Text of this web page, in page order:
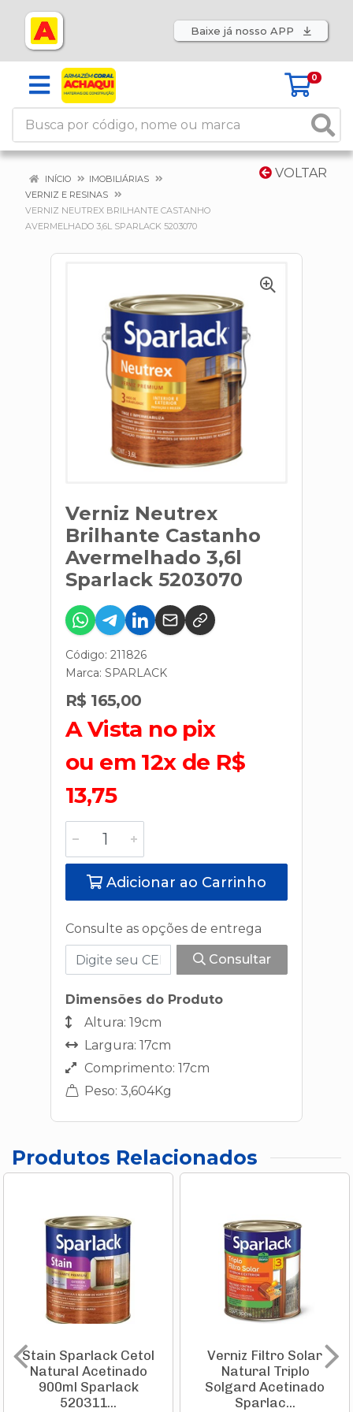
Baixe já nosso APP
0
VOLTAR
INÍCIO
IMOBILIÁRIAS
VERNIZ E RESINAS
VERNIZ NEUTREX BRILHANTE CASTANHO
AVERMELHADO 3,6L SPARLACK 5203070
Verniz Neutrex
Brilhante Castanho
Avermelhado 3,6l
Sparlack 5203070
Código: 211826
Marca: SPARLACK
R$ 165,00
A Vista no pix
ou em 12x de R$
13,75
Adicionar ao Carrinho
Consulte as opções de entrega
Consultar
Dimensões do Produto
Altura: 19cm
Largura: 17cm
Comprimento: 17cm
Peso: 3,604Kg
Produtos Relacionados
Stain Sparlack Cetol
Natural Acetinado
900ml Sparlack
520311...
Verniz Filtro Solar
Natural Triplo
Solgard Acetinado
Sparlac...